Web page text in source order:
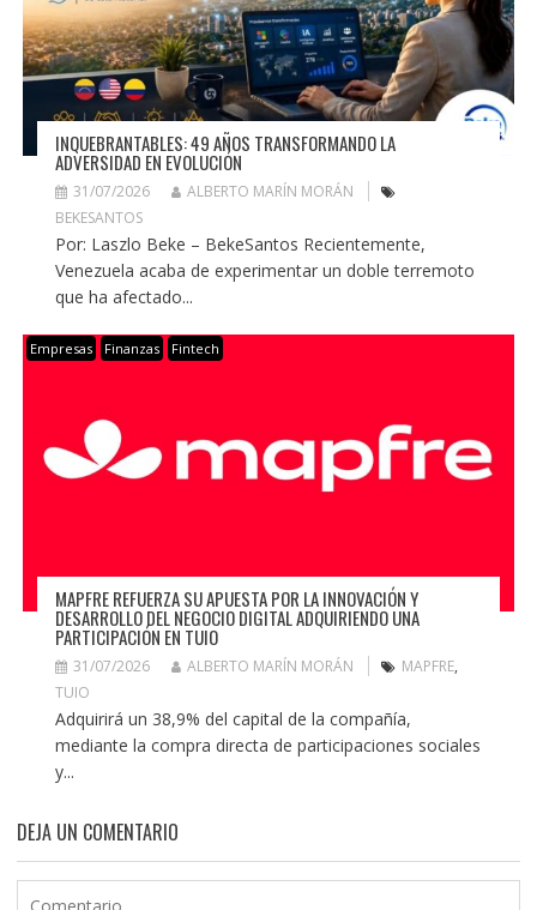
INQUEBRANTABLES: 49 AÑOS TRANSFORMANDO LA
ADVERSIDAD EN EVOLUCIÓN
31/07/2026
ALBERTO MARÍN MORÁN
BEKESANTOS
Por: Laszlo Beke – BekeSantos Recientemente,
Venezuela acaba de experimentar un doble terremoto
que ha afectado...
Empresas Finanzas Fintech
MAPFRE REFUERZA SU APUESTA POR LA INNOVACIÓN Y
DESARROLLO DEL NEGOCIO DIGITAL ADQUIRIENDO UNA
PARTICIPACIÓN EN TUIO
31/07/2026 ALBERTO MARÍN MORÁN MAPFRE,
TUIO
Adquirirá un 38,9% del capital de la compañía,
mediante la compra directa de participaciones sociales
y...
DEJA UN COMENTARIO